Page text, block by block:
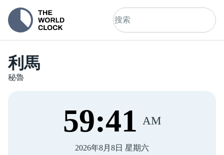
利馬
秘魯
59:41 AM
2026年8月8日 星期六